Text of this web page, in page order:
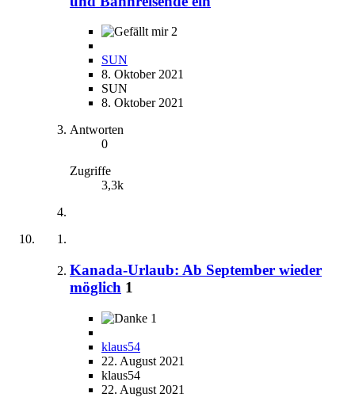
2
SUN
8. Oktober 2021
SUN
8. Oktober 2021
Antworten
0
Zugriffe
3,3k
Kanada-Urlaub: Ab September wieder
möglich 1
1
klaus54
22. August 2021
klaus54
22. August 2021